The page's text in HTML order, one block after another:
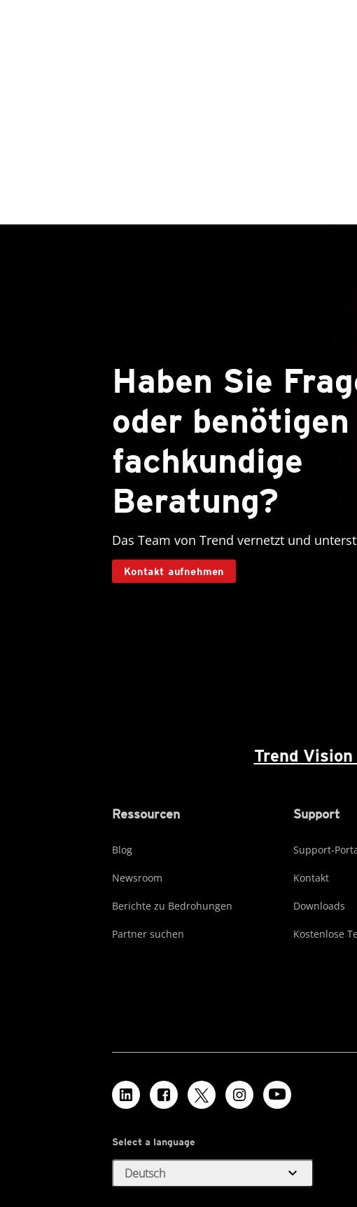
Haben Sie
oder benötigen
fachkundige
Beratung?
Das Team von Trend vernetzt und
Kontakt aufnehmen
Trend
Ressourcen
Blog
Newsroom
Berichte zu Bedrohungen
Partner suchen
Support
Support-
Kontakt
Downloads
Kostenlose
Select a language
Deutsch expand_more